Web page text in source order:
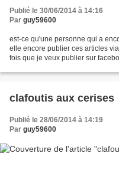
Publié le 30/06/2014 à 14:16
Par guy59600
est-ce qu'une personne qui a
elle encore publier ces articles
fois que je veux publier sur
clafoutis aux cerises
Publié le 28/06/2014 à 14:19
Par guy59600